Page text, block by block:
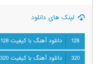
لینک های دانلود
128
دانلود آهنگ با کیفیت 128
320
دانلود آهنگ با کیفیت 320